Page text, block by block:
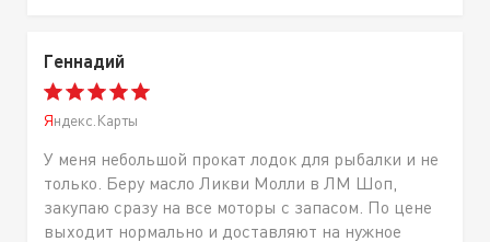
Геннадий
Яндекс.Карты
У меня небольшой прокат лодок для рыбалки и не
только. Беру масло Ликви Молли в ЛМ Шоп,
закупаю сразу на все моторы с запасом. По цене
выходит нормально и доставляют на нужное